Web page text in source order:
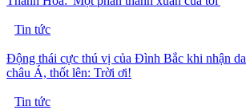
Tin tức
Động thái cực thú vị của Đình Bắc khi nhận
châu Á, thốt lên: Trời ơi!
Tin tức